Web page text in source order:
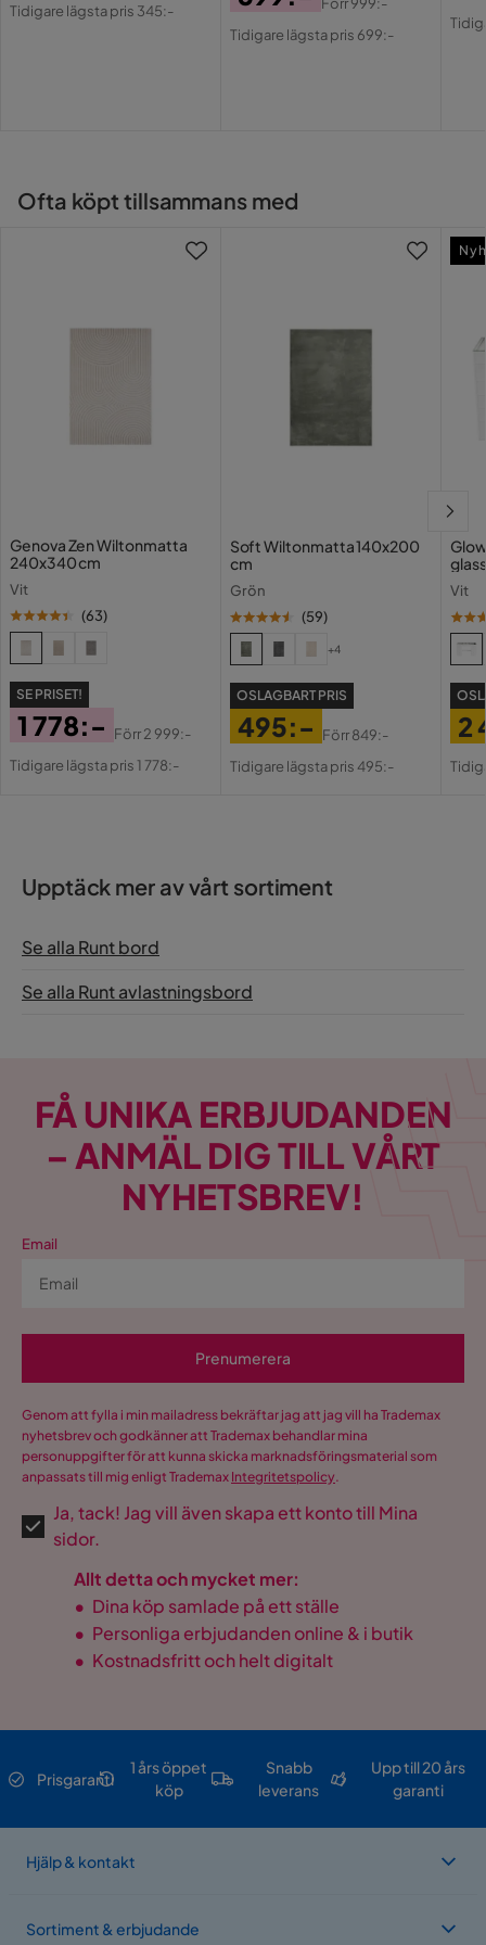
Tidigare lägsta pris 345:-
Pris
Original
Förr999:-
Tidigare lägsta pris 699:-
Ofta köpt tillsammans med
Genova Zen Wiltonmatta
240x340 cm
Vit
(63)
SE PRISET!
Pris
1 778:-
Original
Förr2 999:-
Tidigare lägsta pris 1 778:-
Soft Wiltonmatta 140x200
cm
Grön
(59)
+4
OSLAGBART PRIS
Pris
495:-
Original
Förr849:-
Tidigare lägsta pris 495:-
Vit
2
Upptäck mer av vårt sortiment
Se alla Runt bord
Se alla Runt avlastningsbord
FÅ UNIKA ERBJUDANDEN
– ANMÄL DIG TILL VÅRT
NYHETSBREV!
Email
Prenumerera
Genom att fylla i min mailadress bekräftar jag att jag vill ha Trademax
nyhetsbrev och godkänner att Trademax behandlar mina
personuppgifter för att kunna skicka marknadsföringsmaterial som
anpassats till mig enligt Trademax Integritetspolicy.
Ja, tack! Jag vill även skapa ett konto till Mina
sidor.
Allt detta och mycket mer:
• Dina köp samlade på ett ställe
• Personliga erbjudanden online & i butik
• Kostnadsfritt och helt digitalt
Prisgaranti
1 års öppet
köp
Snabb
leverans
Upp till 20 års
garanti
Hjälp & kontakt
Sortiment & erbjudande